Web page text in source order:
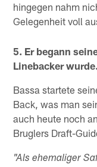
hingegen nahm
Gelegenheit voll
5. Er begann
Linebacker wurde.
Bassa startete
Back, was man
auch heute noch
Bruglers Draft-
"Als ehemaliger